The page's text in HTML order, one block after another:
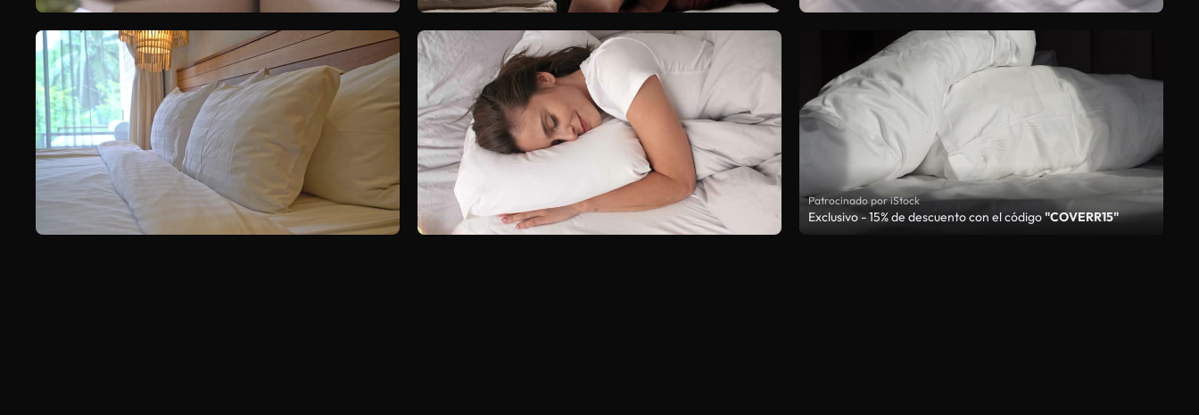
Patrocinado por iStock
Exclusivo - 15% de descuento con el código"COVERR15"